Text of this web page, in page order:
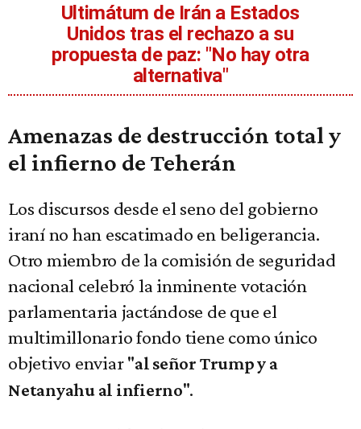
Ultimátum de Irán a Estados
Unidos tras el rechazo a su
propuesta de paz: "No hay otra
alternativa"
Amenazas de destrucción total y
el infierno de Teherán
Los discursos desde el seno del gobierno
iraní no han escatimado en beligerancia.
Otro miembro de la comisión de seguridad
nacional celebró la inminente votación
parlamentaria jactándose de que el
multimillonario fondo tiene como único
objetivo enviar "al señor Trump y a
Netanyahu al infierno".